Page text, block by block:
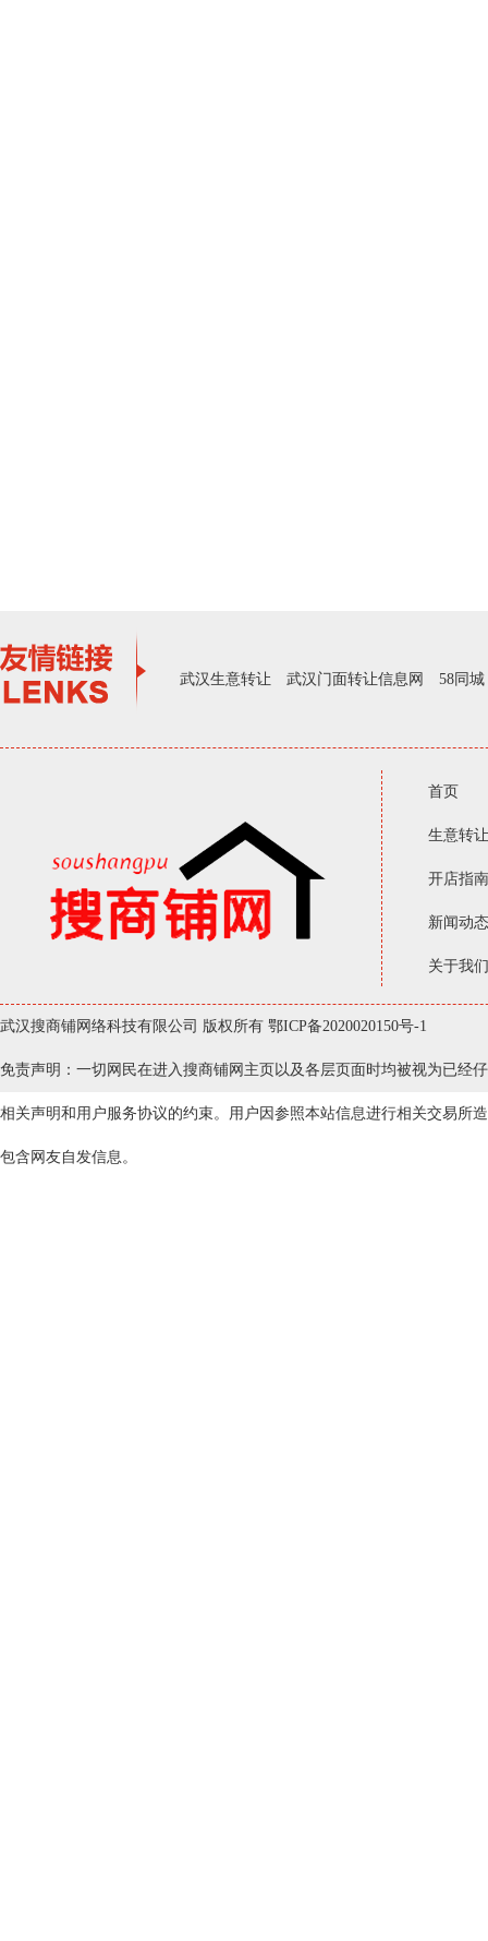
武汉生意转让 武汉门面转让信息网 58同城
首页
生意转让
开店指南
新闻动态
关于我们
武汉搜商铺网络科技有限公司 版权所有 鄂ICP备2020020150号-1
免责声明：一切网民在进入搜商铺网主页以及各层页面时均被视为已经
相关声明和用户服务协议的约束。用户因参照本站信息进行相关交易所
包含网友自发信息。